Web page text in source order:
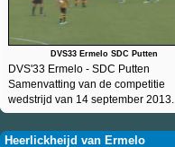
DVS33 Ermelo SDC Putten
DVS'33 Ermelo - SDC Putten
Samenvatting van de competitie
wedstrijd van 14 september 2013.
Heerlickheijd van Ermelo